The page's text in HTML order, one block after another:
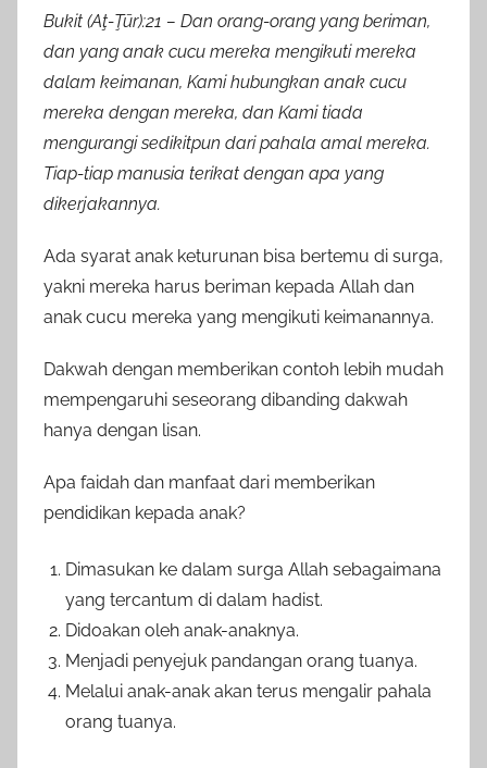
Bukit (Aţ-Ţūr):21 – Dan orang-orang yang beriman,
dan yang anak cucu mereka mengikuti mereka
dalam keimanan, Kami hubungkan anak cucu
mereka dengan mereka, dan Kami tiada
mengurangi sedikitpun dari pahala amal mereka.
Tiap-tiap manusia terikat dengan apa yang
dikerjakannya.
Ada syarat anak keturunan bisa bertemu di surga,
yakni mereka harus beriman kepada Allah dan
anak cucu mereka yang mengikuti keimanannya.
Dakwah dengan memberikan contoh lebih mudah
mempengaruhi seseorang dibanding dakwah
hanya dengan lisan.
Apa faidah dan manfaat dari memberikan
pendidikan kepada anak?
Dimasukan ke dalam surga Allah sebagaimana
yang tercantum di dalam hadist.
Didoakan oleh anak-anaknya.
Menjadi penyejuk pandangan orang tuanya.
Melalui anak-anak akan terus mengalir pahala
orang tuanya.